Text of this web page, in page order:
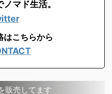
マド生活。
はこちらから
販売してます